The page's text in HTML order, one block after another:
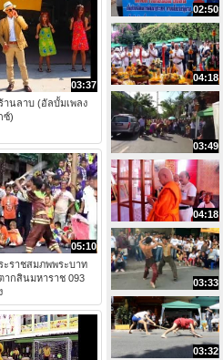
03:37
านลาบ (อัลบั้มเพลง
ซ์)
05:10
ะราชสมภพพระบาท
ากสินมหาราช 093
02:50
04:18
03:49
04:18
03:33
03:32